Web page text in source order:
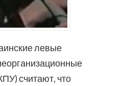
левые
считают, что